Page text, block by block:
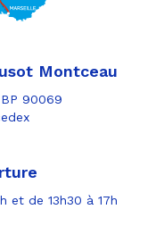
Montceau
90069
et de 13h30 à 17h